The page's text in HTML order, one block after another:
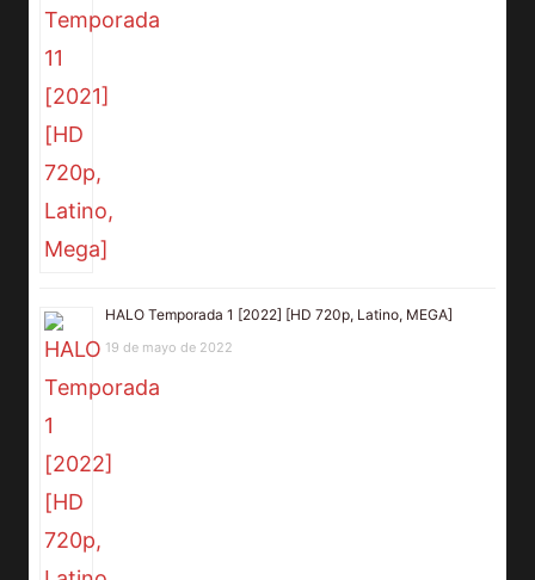
HALO Temporada 1 [2022] [HD 720p, Latino, MEGA]
19 de mayo de 2022